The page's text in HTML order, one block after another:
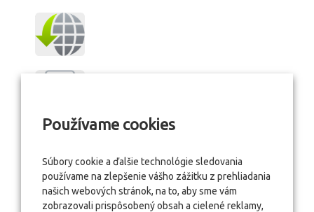
Používame cookies
Súbory cookie a ďalšie technológie sledovania
používame na zlepšenie vášho zážitku z prehliadania
našich webových stránok, na to, aby sme vám
zobrazovali prispôsobený obsah a cielené reklamy,